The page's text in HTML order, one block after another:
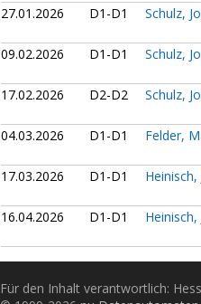
27.01.2026 D1-D1 Schulz,
09.02.2026 D1-D1 Schulz,
17.02.2026 D2-D2 Schulz,
04.03.2026 D1-D1 Felder,
17.03.2026 D1-D1
16.04.2026 D1-D1
Für den Inhalt verantwortlich: